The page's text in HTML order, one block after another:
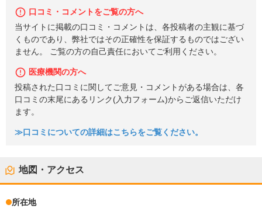
口コミ・コメントをご覧の方へ
当サイトに掲載の口コミ・コメントは、各投稿者の主観に基づ
くものであり、弊社ではその正確性を保証するものではござい
ません。 ご覧の方の自己責任においてご利用ください。
医療機関の方へ
投稿された口コミに関してご意見・コメントがある場合は、各
口コミの末尾にあるリンク(入力フォーム)からご返信いただけ
ます。
≫口コミについての詳細はこちらをご覧ください。
地図・アクセス
所在地